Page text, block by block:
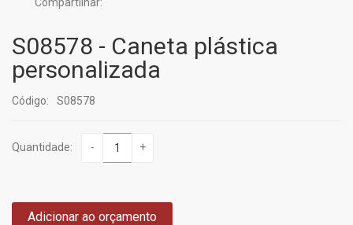
S08578 - Caneta plástica
personalizada
Código: S08578
Quantidade: - +
Adicionar ao orçamento